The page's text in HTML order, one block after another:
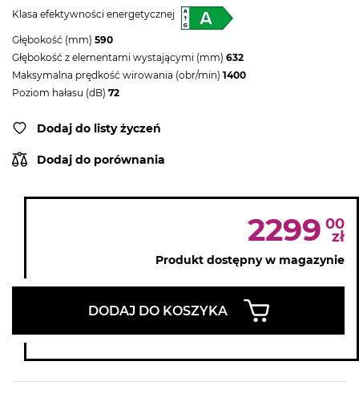
Klasa efektywności energetycznej
Głębokość (mm) 590
Głębokość z elementami wystającymi (mm) 632
Maksymalna prędkość wirowania (obr/min) 1400
Poziom hałasu (dB) 72
Dodaj do listy życzeń
Dodaj do porównania
2299 00
zł
Produkt dostępny w magazynie
DODAJ DO KOSZYKA